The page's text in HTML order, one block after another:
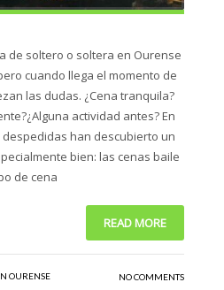
de soltero o soltera en Ourense
cuando llega el momento de
las dudas. ¿Cena tranquila?
actividad antes? En
han descubierto un
bien: las cenas baile
de cena
READ MORE
OURENSE NO COMMENTS